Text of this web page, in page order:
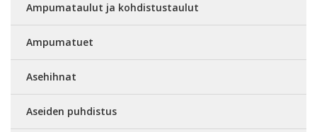
Ampumataulut ja kohdistustaulut
Ampumatuet
Asehihnat
Aseiden puhdistus